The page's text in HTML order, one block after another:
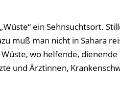
ein Sehnsuchtsort.
muß man nicht in Sahara
wo helfende,
und Ärztinnen,